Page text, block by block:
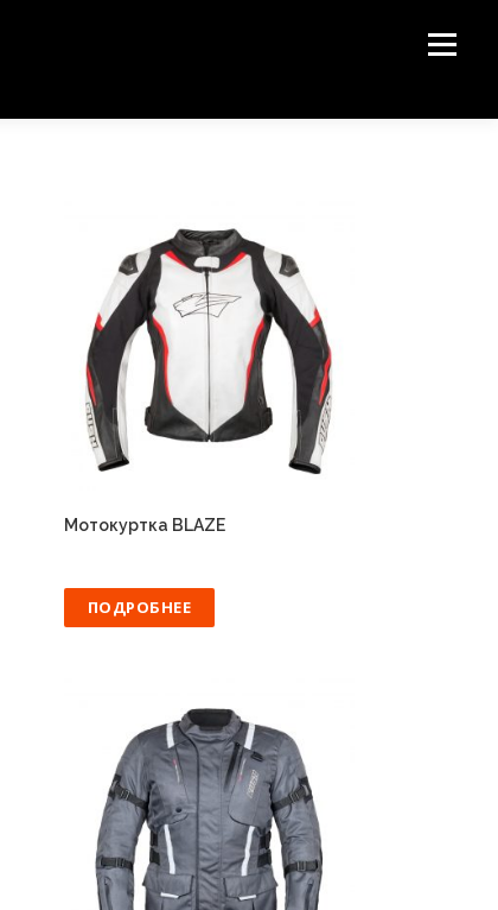
Меню
Мотокуртка BLAZE
ПОДРОБНЕЕ